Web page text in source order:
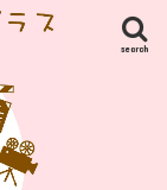
search